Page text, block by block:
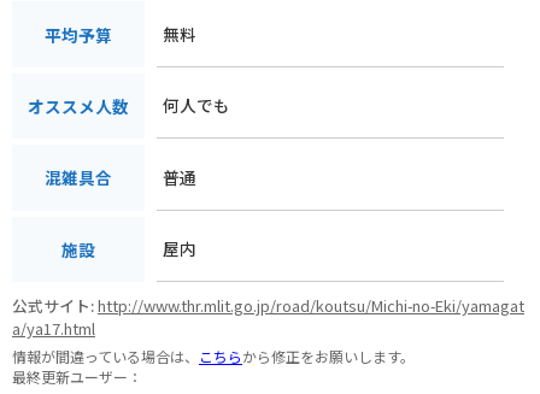
平均予算 無料
オススメ人数 何人でも
混雑具合 普通
施設 屋内
公式サイト:http://www.thr.mlit.go.jp/road/koutsu/Michi-no-Eki/yamagat
a/ya17.html
情報が間違っている場合は、 こちらから修正をお願いします。
最終更新ユーザー：